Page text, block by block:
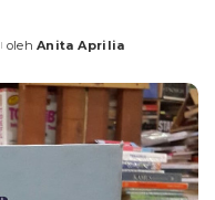
Posted
oleh Anita Aprilia